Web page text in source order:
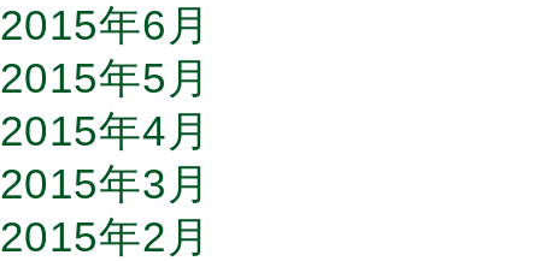
2015年6月
2015年5月
2015年4月
2015年3月
2015年2月